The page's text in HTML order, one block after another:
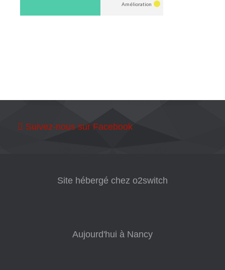
Suivez-nous sur Facebook
Site hébergé chez o2switch
Aujourd'hui à Nancy